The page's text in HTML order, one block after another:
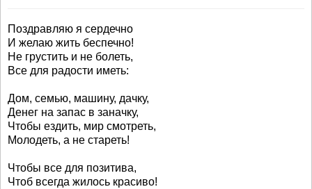
Поздравляю я сердечно
И желаю жить беспечно!
Не грустить и не болеть,
Все для радости иметь:
Дом, семью, машину, дачку,
Денег на запас в заначку,
Чтобы ездить, мир смотреть,
Молодеть, а не стареть!
Чтобы все для позитива,
Чтоб всегда жилось красиво!